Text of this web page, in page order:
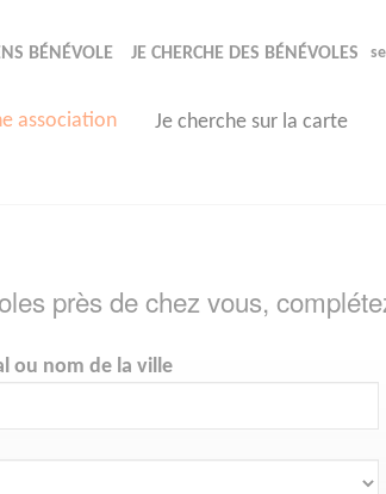
BÉNÉVOLE JE CHERCHE DES BÉNÉVOLES
association Je cherche sur la carte
près de chez vous,
ou nom de la ville